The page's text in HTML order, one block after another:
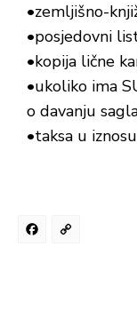
•zemljišno-
•posjedovni
•kopija lične
•ukoliko ima
o davanju
•taksa u